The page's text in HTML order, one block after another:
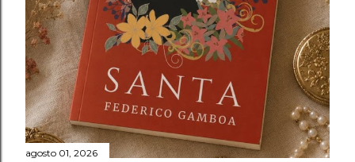
agosto 01, 2026